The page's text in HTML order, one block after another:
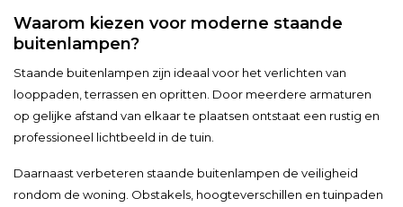
Waarom kiezen voor moderne staande
buitenlampen?
Staande buitenlampen zijn ideaal voor het verlichten van
looppaden, terrassen en opritten. Door meerdere armaturen
op gelijke afstand van elkaar te plaatsen ontstaat een rustig en
professioneel lichtbeeld in de tuin.
Daarnaast verbeteren staande buitenlampen de veiligheid
rondom de woning. Obstakels, hoogteverschillen en tuinpaden